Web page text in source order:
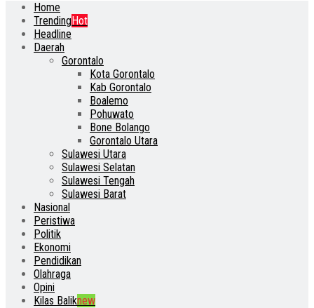
Home
TrendingHot
Headline
Daerah
Gorontalo
Kota Gorontalo
Kab Gorontalo
Boalemo
Pohuwato
Bone Bolango
Gorontalo Utara
Sulawesi Utara
Sulawesi Selatan
Sulawesi Tengah
Sulawesi Barat
Nasional
Peristiwa
Politik
Ekonomi
Pendidikan
Olahraga
Opini
Kilas Baliknew